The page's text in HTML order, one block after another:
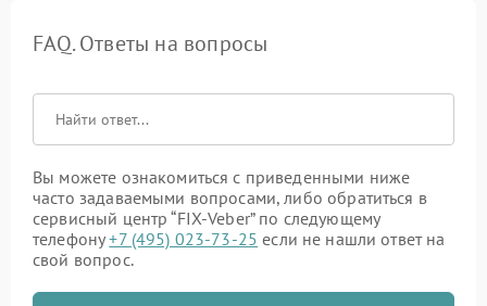
FAQ. Ответы на вопросы
Вы можете ознакомиться с приведенными ниже
часто задаваемыми вопросами, либо обратиться в
сервисный центр “FIX-Veber” по следующему
телефону+7 (495) 023-73-25 если не нашли ответ на
свой вопрос.